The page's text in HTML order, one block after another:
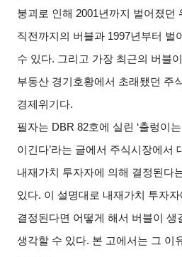
붕괴로 인해 2001년까지 벌어졌던
직전까지의 버블과 1997년부터 벌
수 있다. 그리고 가장 최근의 버블
부동산 경기호황에서 초래됐던 주
경제위기다.
필자는 DBR 82호에 실린 ‘출렁이는
이긴다’라는 글에서 주식시장에서
내재가치 투자자에 의해 결정된다
있다. 이 설명대로 내재가치 투자
결정된다면 어떻게 해서 버블이 생
생각할 수 있다. 본 고에서는 그 이